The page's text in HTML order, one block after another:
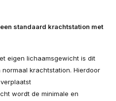
standaard krachtstation met
eigen lichaamsgewicht is dit
krachtstation. Hierdoor
wordt de minimale en